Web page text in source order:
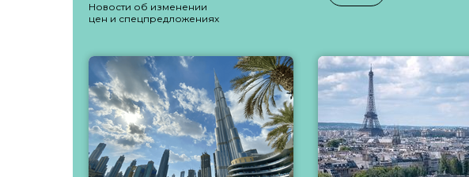
Новости об изменении
цен и спецпредложениях